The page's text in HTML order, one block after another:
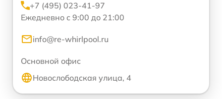
+7 (495) 023-41-97
Ежедневно с 9:00 до 21:00
info@re-whirlpool.ru
Основной офис
Новослободская улица, 4